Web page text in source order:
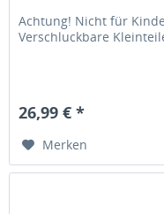
Achtung! Nicht für
Verschluckbare
26,99 € *
Merken